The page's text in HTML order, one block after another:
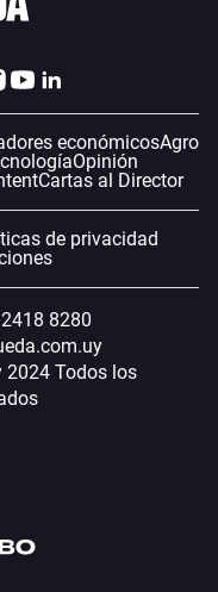
económicosAgro
Opinión
Cartas al Director
de privacidad
8280
2024 Todos los